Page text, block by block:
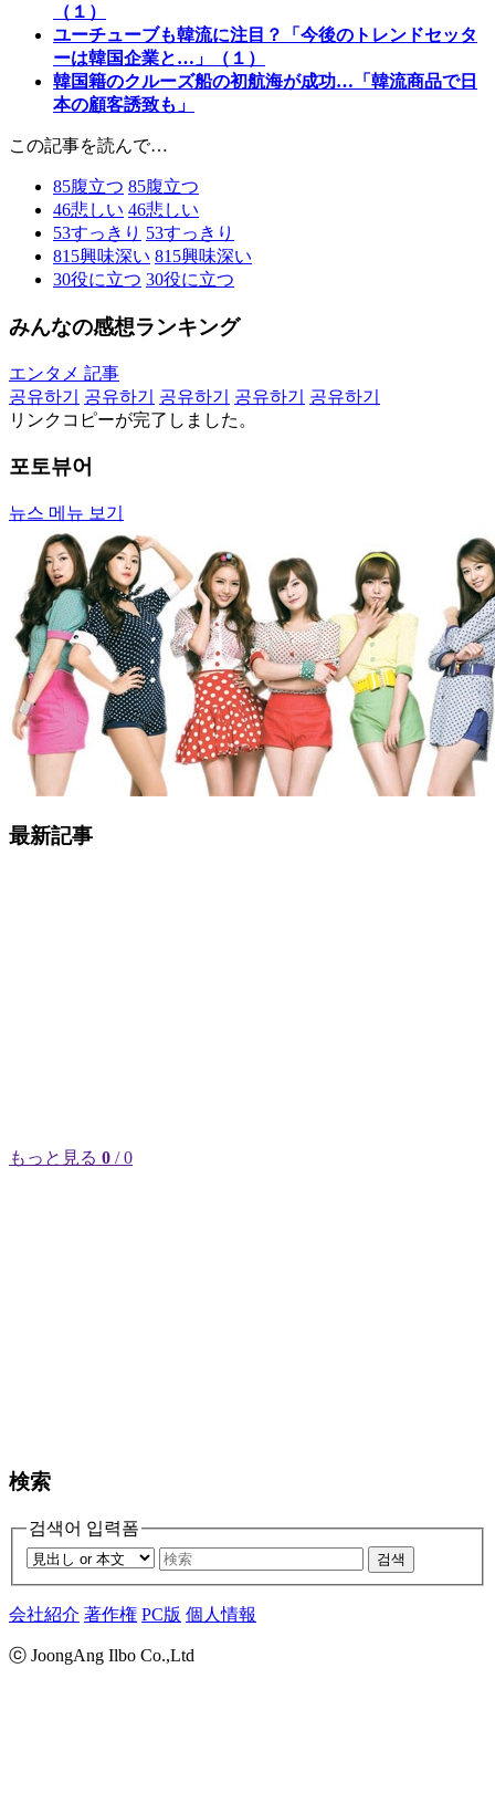
（１）
ユーチューブも韓流に注目？「今後のトレンドセッタ
ーは韓国企業と…」（１）
韓国籍のクルーズ船の初航海が成功…「韓流商品で日
本の顧客誘致も」
この記事を読んで…
85腹立つ 85腹立つ
46悲しい 46悲しい
53すっきり 53すっきり
815興味深い 815興味深い
30役に立つ 30役に立つ
みんなの感想ランキング
エンタメ 記事
공유하기
공유하기 공유하기 공유하기
공유하기
リンクコピーが完了しました。
포토뷰어
뉴스 메뉴 보기
最新記事
もっと見る 0 / 0
検索
검색어 입력폼
검색
会社紹介 著作権 PC版 個人情報
ⓒ JoongAng Ilbo Co.,Ltd